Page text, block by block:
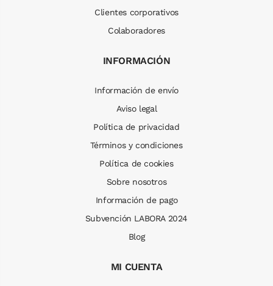
Clientes corporativos
Colaboradores
INFORMACIÓN
Información de envío
Aviso legal
Política de privacidad
Términos y condiciones
Política de cookies
Sobre nosotros
Información de pago
Subvención LABORA 2024
Blog
MI CUENTA